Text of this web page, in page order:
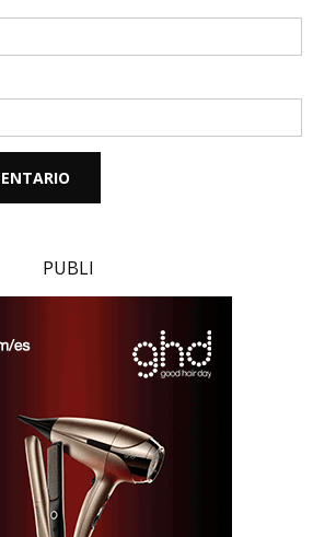
PUBLI